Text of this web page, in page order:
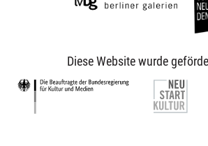
Diese Website wurde